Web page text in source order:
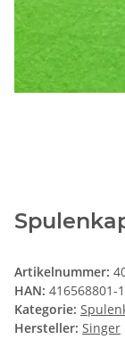
Artikelnummer:
HAN: 416568801-1
Kategorie:
Hersteller: Singer